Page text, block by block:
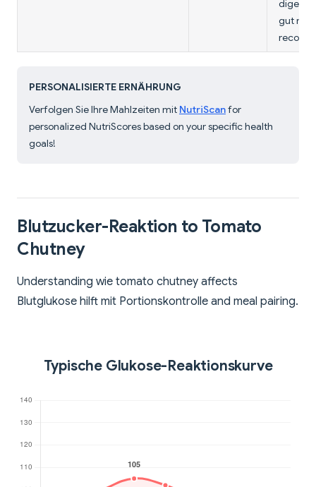
gut mit
PERSONALISIERTE ERNÄHRUNG
Verfolgen Sie Ihre Mahlzeiten mit NutriScanfor
personalized NutriScores based on your specific health
goals!
Blutzucker-Reaktion to Tomato
Chutney
Understanding wie tomato chutney affects
Blutglukose hilft mit Portionskontrolle and meal pairing.
Typische Glukose-Reaktionskurve